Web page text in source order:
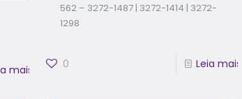
mais
562 – 3272-1487 | 3272-1414 | 3272-
1298
0 Leia mais